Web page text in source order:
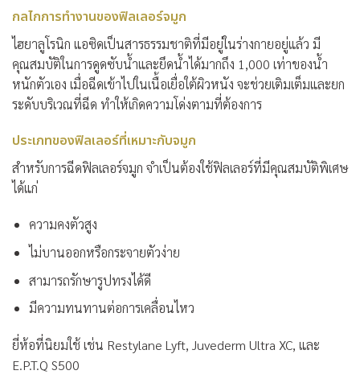
กลไกการทำงานของฟิลเลอร์จมูก
ไฮยาลูโรนิก แอซิดเป็นสารธรรมชาติที่มีอยู่ในร่างกายอยู่แล้ว มี
คุณสมบัติในการดูดซับน้ำและยึดน้ำได้มากถึง 1,000 เท่าของน้ำ
หนักตัวเอง เมื่อฉีดเข้าไปในเนื้อเยื่อใต้ผิวหนัง จะช่วยเติมเต็มและยก
ระดับบริเวณที่ฉีด ทำให้เกิดความโด่งตามที่ต้องการ
ประเภทของฟิลเลอร์ที่เหมาะกับจมูก
สำหรับการฉีดฟิลเลอร์จมูก จำเป็นต้องใช้ฟิลเลอร์ที่มีคุณสมบัติพิเศษ
ได้แก่
ความคงตัวสูง
ไม่บานออกหรือกระจายตัวง่าย
สามารถรักษารูปทรงได้ดี
มีความทนทานต่อการเคลื่อนไหว
ยี่ห้อที่นิยมใช้ เช่น Restylane Lyft, Juvederm Ultra XC, และ
E.P.T.Q S500